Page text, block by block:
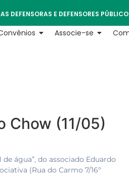
DEFENSORAS E DEFENSORES
Associe-se
Chow (11/05)
água”, do associado Eduardo
(Rua do Carmo 7/16º